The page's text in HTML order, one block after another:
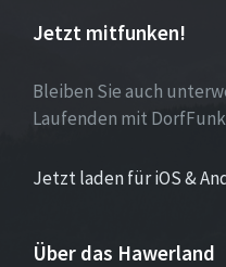
Jetzt mitfunken!
Bleiben Sie auch
Laufenden mit
Jetzt laden für iOS &
Über das Hawerland